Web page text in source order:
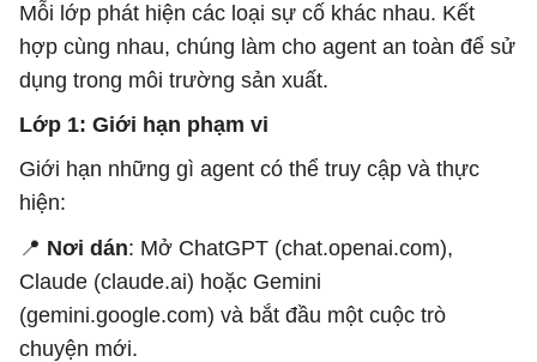
Mỗi lớp phát hiện các loại sự cố khác nhau. Kết
hợp cùng nhau, chúng làm cho agent an toàn để sử
dụng trong môi trường sản xuất.
Lớp 1: Giới hạn phạm vi
Giới hạn những gì agent có thể truy cập và thực
hiện:
📍 Nơi dán: Mở ChatGPT (chat.openai.com),
Claude (claude.ai) hoặc Gemini
(gemini.google.com) và bắt đầu một cuộc trò
chuyện mới.